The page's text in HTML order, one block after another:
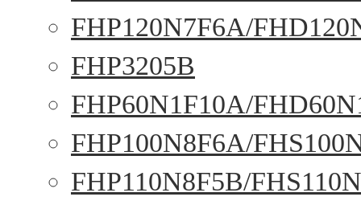
FHP120N7F6A/
FHP3205B
FHP60N1F10A/
FHP100N8F6A/
FHP110N8F5B/